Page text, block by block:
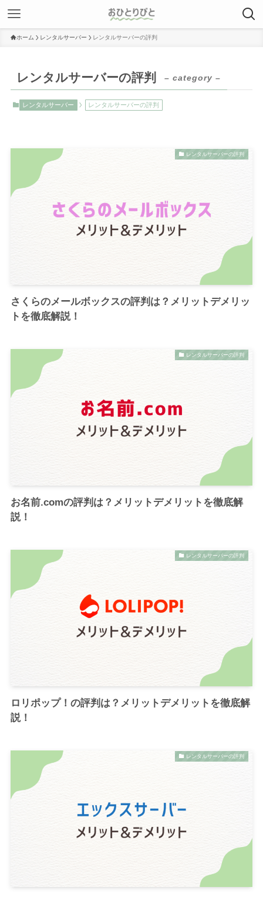
ホーム レンタルサーバー レンタルサーバーの評判
レンタルサーバーの評判 – category –
レンタルサーバー レンタルサーバーの評判
レンタルサーバーの評判
さくらのメールボックスの評判は？メリットデメリッ
トを徹底解説！
レンタルサーバーの評判
お名前.comの評判は？メリットデメリットを徹底解
説！
レンタルサーバーの評判
ロリポップ！の評判は？メリットデメリットを徹底解
説！
レンタルサーバーの評判